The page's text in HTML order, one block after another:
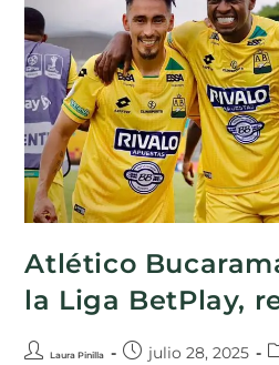
Atlético
la Liga BetPlay,
Laura Pinilla julio 28, 2025